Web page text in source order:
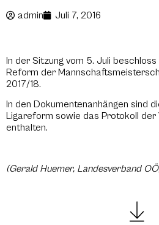
admin Juli 7, 2016
In der Sitzung vom 5. Juli
Reform der
2017/18.
In den Dokumentenanhängen sind
Ligareform sowie das Protokoll
enthalten.
(Gerald Huemer, Landesverband